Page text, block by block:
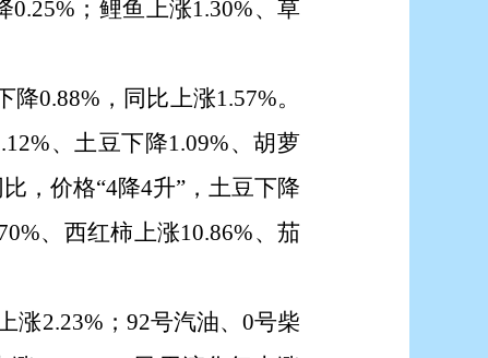
0.25%；鲤鱼上涨1.30%、草
0.88%，同比上涨1.57%。
、土豆下降1.09%、胡萝
，价格“4降4升”，土豆下降
、西红柿上涨10.86%、茄
涨2.23%；92号汽油、0号柴